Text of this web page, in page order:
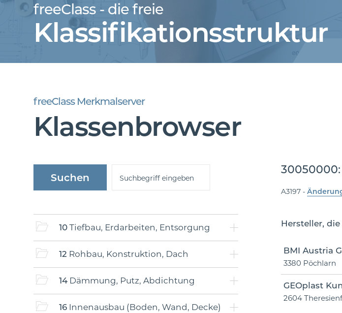
freeClass - die freie
Klassifikations­struktur
freeClass Merkmalserver
Klassenbrowser
10 Tiefbau, Erdarbeiten, Entsorgung
12 Rohbau, Konstruktion, Dach
14Dämmung, Putz, Abdichtung
16 Innenausbau (Boden, Wand, Decke)
A3197 -
Hersteller,
BMI Austria
3380 Pöchlarn
GEOplast
2604